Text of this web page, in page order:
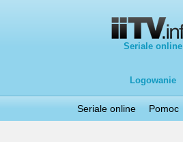
Seriale online
Logowanie
Seriale online Pomoc